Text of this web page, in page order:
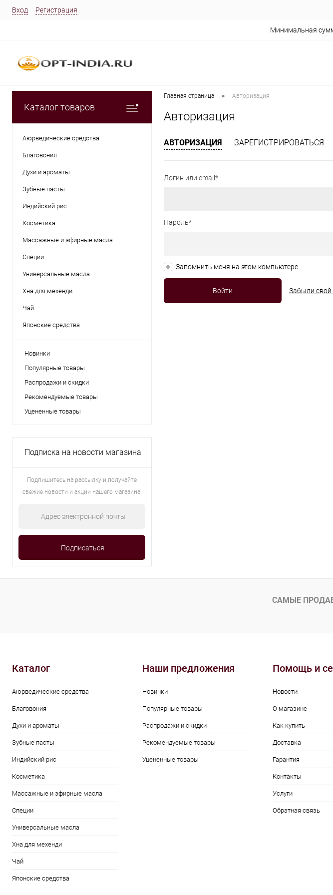
Вход Регистрация
Минимальная
Каталог товаров
Аюрведические средства
Благовония
Духи и ароматы
Зубные пасты
Индийский рис
Косметика
Массажные и эфирные масла
Специи
Универсальные масла
Хна для мехенди
Чай
Японские средства
Новинки
Популярные товары
Распродажи и скидки
Рекомендуемые товары
Уцененные товары
Подписка на новости магазина
Подпишитесь на рассылку и получайте
свежие новости и акции нашего магазина.
Главная страница • Авторизация
Авторизация
АВТОРИЗАЦИЯ ЗАРЕГИСТРИРОВАТЬСЯ
Логин или email*
Пароль*
Запомнить меня на этом компьютере
Забыли свой
САМЫЕ
Каталог
Аюрведические средства
Благовония
Духи и ароматы
Зубные пасты
Индийский рис
Косметика
Массажные и эфирные масла
Специи
Универсальные масла
Хна для мехенди
Чай
Японские средства
Наши предложения
Новинки
Популярные товары
Распродажи и скидки
Рекомендуемые товары
Уцененные товары
Помощь и
Новости
О магазине
Как купить
Доставка
Гарантия
Контакты
Услуги
Обратная связь